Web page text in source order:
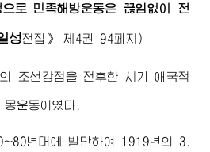
로 민족해방운동은 끊임없이 전
성전집》 제4권 94페지)
조선강점을 전후한 시기 애국적
운동이였다.
년대에 발단하여 1919년의 3.